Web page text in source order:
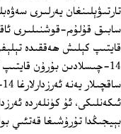
تارتىۋېلىنغان يەرلىرى
سابىق قۇلۇم-قوشنىلىرى
قايتىپ كېلىش ھەققىدە
14-چىسلادىن بۇرۇن
ئىكەنلىكى، ئۇ كۈنلەردە
بېيجىڭدا تۇرۇشىغا قەتئىي